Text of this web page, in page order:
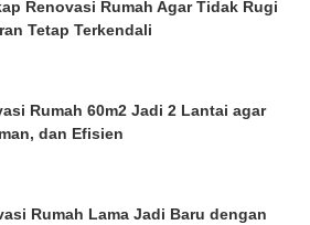
Renovasi Rumah Agar Tidak Rugi
Tetap Terkendali
Rumah 60m2 Jadi 2 Lantai agar
dan Efisien
Rumah Lama Jadi Baru dengan